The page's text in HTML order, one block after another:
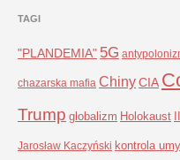
TAGI
"PLANDEMIA" 5G
chazarska mafia ChinyCIA
Trump globalizm Holokaust
Jarosław Kaczyński kontrola